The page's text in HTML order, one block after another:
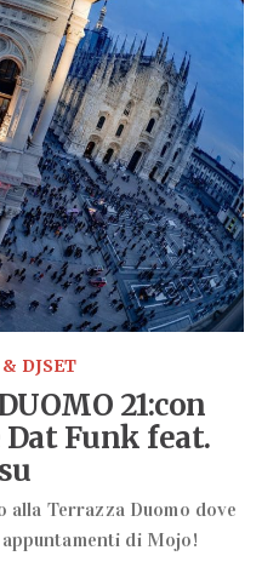
DJSET
21:con
Funk feat.
Terrazza Duomo dove
di Mojo!